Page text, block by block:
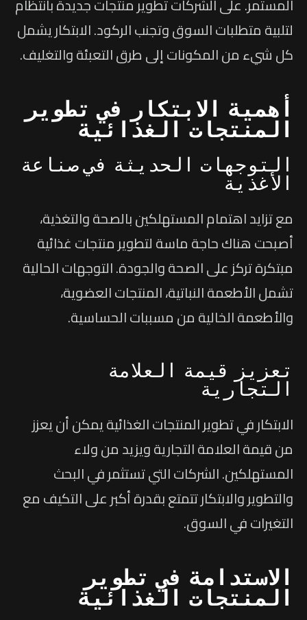
لتلبية متطلبات السوق وتجنب الركود. الابتكار يشمل
كل شيء من المكونات إلى طرق التعبئة والتغليف.
أهمية الابتكار في تطوير
المنتجات الغذائية
التوجهات الحديثة في صناعة
الأغذية
مع تزايد اهتمام المستهلكين بالصحة والتغذية،
أصبحت هناك حاجة ماسة لتطوير منتجات غذائية
مبتكرة تركز على الصحة والجودة. التوجهات الحالية
تشمل الأطعمة النباتية، المنتجات العضوية،
والأطعمة الخالية من مسببات الحساسية.
تعزيز قيمة العلامة
التجارية
الابتكار في تطوير المنتجات الغذائية يمكن أن يعزز
من قيمة العلامة التجارية ويزيد من ولاء
المستهلكين. الشركات التي تستثمر في البحث
والتطوير والابتكار تتمتع بقدرة أكبر على التكيف مع
التغيرات في السوق.
الاستدامة في تطوير
المنتجات الغذائية